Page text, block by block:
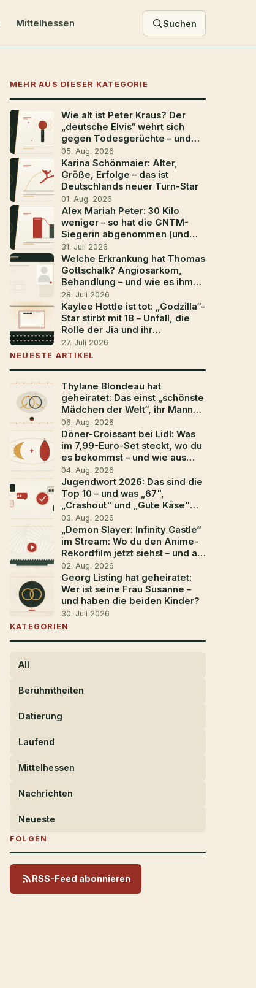
Mittelhessen Suchen
MEHR AUS DIESER KATEGORIE
Wie alt ist Peter Kraus? Der
„deutsche Elvis“ wehrt sich
gegen Todesgerüchte – und
geht mit 88 noch einmal auf
Tour
05. Aug. 2026
Karina Schönmaier: Alter,
Größe, Erfolge – das ist
Deutschlands neuer Turn-Star
01. Aug. 2026
Alex Mariah Peter: 30 Kilo
weniger – so hat die GNTM-
Siegerin abgenommen (und
wer sie ist)
31. Juli 2026
Welche Erkrankung hat Thomas
Gottschalk? Angiosarkom,
Behandlung – und wie es ihm
heute geht
28. Juli 2026
Kaylee Hottle ist tot: „Godzilla“-
Star stirbt mit 18 – Unfall, die
Rolle der Jia und ihr
Vermächtnis
27. Juli 2026
NEUESTE ARTIKEL
Thylane Blondeau hat
geheiratet: Das einst „schönste
Mädchen der Welt“, ihr Mann
Ben Attal und die
Traumhochzeit in
Südfrankreich
06. Aug. 2026
Döner-Croissant bei Lidl: Was
im 7,99-Euro-Set steckt, wo du
es bekommst – und wie aus
dem Aprilscherz der Food-
Trend 2026 wurde
04. Aug. 2026
Jugendwort 2026: Das sind die
Top 10 – und was „67",
„Crashout" und „Gute Käse"
bedeuten
03. Aug. 2026
„Demon Slayer: Infinity Castle“
im Stream: Wo du den Anime-
Rekordfilm jetzt siehst – und ab
wann
02. Aug. 2026
Georg Listing hat geheiratet:
Wer ist seine Frau Susanne –
und haben die beiden Kinder?
30. Juli 2026
KATEGORIEN
All
Berühmtheiten
Datierung
Laufend
Mittelhessen
Nachrichten
Neueste
FOLGEN
RSS-Feed abonnieren